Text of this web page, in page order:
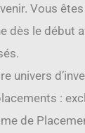
Vous
dès le début
univers
:
de